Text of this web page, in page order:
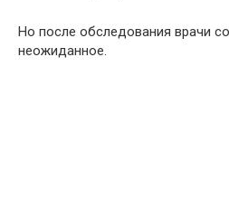
Но после обследования врачи
неожиданное.